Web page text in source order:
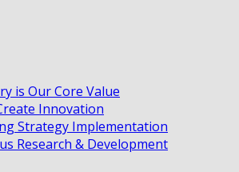
is Our Core Value
Innovation
Strategy Implementation
Research & Development